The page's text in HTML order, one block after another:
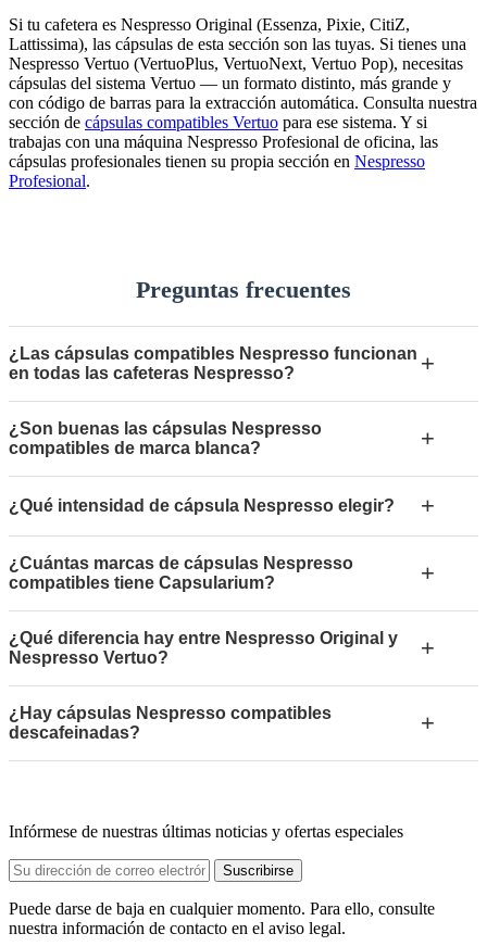
Si tu cafetera es Nespresso Original (Essenza, Pixie, CitiZ,
Lattissima), las cápsulas de esta sección son las tuyas. Si tienes una
Nespresso Vertuo (VertuoPlus, VertuoNext, Vertuo Pop), necesitas
cápsulas del sistema Vertuo — un formato distinto, más grande y
con código de barras para la extracción automática. Consulta nuestra
sección de cápsulas compatibles Vertuo para ese sistema. Y si
trabajas con una máquina Nespresso Profesional de oficina, las
cápsulas profesionales tienen su propia sección en Nespresso
Profesional.
Preguntas frecuentes
¿Las cápsulas compatibles Nespresso funcionan
en todas las cafeteras Nespresso?
+
¿Son buenas las cápsulas Nespresso
compatibles de marca blanca?
+
¿Qué intensidad de cápsula Nespresso elegir? +
¿Cuántas marcas de cápsulas Nespresso
compatibles tiene Capsularium?
+
¿Qué diferencia hay entre Nespresso Original y
Nespresso Vertuo?
+
¿Hay cápsulas Nespresso compatibles
descafeinadas?
+
Infórmese de nuestras últimas noticias y ofertas especiales
Puede darse de baja en cualquier momento. Para ello, consulte
nuestra información de contacto en el aviso legal.